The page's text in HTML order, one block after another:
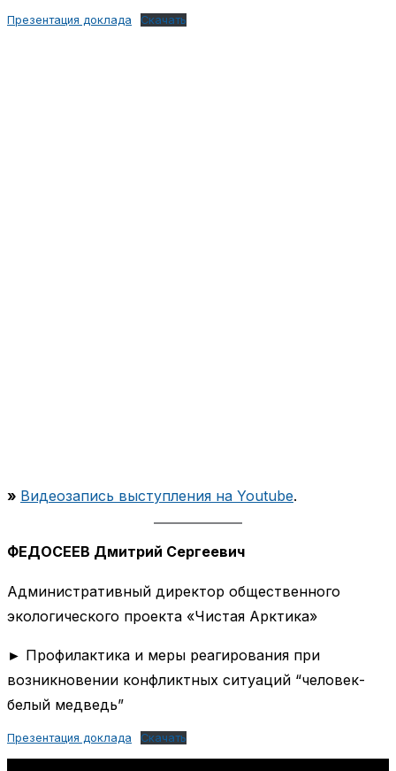
Презентация доклада Скачать
» Видеозапись выступления на Youtube.
ФЕДОСЕЕВ Дмитрий Сергеевич
Административный директор общественного
экологического проекта «Чистая Арктика»
► Профилактика и меры реагирования при
возникновении конфликтных ситуаций “человек-
белый медведь”
Презентация доклада Скачать